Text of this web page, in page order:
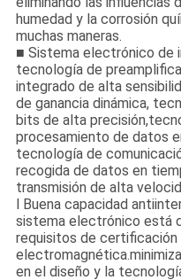
humedad y la corrosión
muchas maneras.
■ Sistema electrónico de
tecnología de
integrado de alta
de ganancia dinámica,
bits de alta
procesamiento de datos
tecnología de
recogida de datos en
transmisión de alta
l Buena capacidad
sistema electrónico está
requisitos de certificación
en el diseño y la